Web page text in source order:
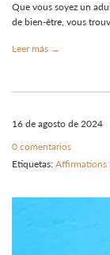
Que vous soyez un
de bien-être, vous
Leer más →
16 de agosto de 2024
0 comentarios
Etiquetas: Affirmations